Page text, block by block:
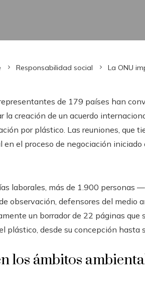
Responsabilidad social La ONU
de 179 países han
la creación de un acuerdo
por plástico. Las reuniones, que
en el proceso de negociación
laborales, más de 1.900 personas
observación, defensores del medio
un borrador de 22 páginas que
plástico, desde su concepción hasta
los ámbitos